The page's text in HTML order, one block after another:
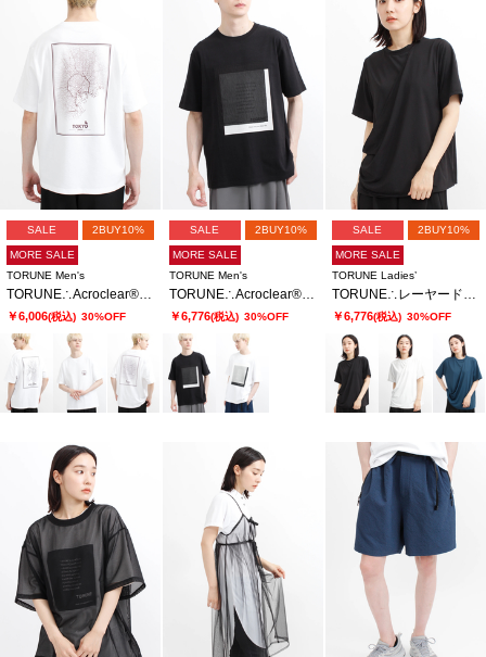
SALE 2BUY10%
MORE SALE
TORUNE Men's
￥6,006(税込) 30%OFF
SALE 2BUY10%
MORE SALE
TORUNE Men's
TORUNE∴Acroclear®アートワークTシャツ
￥6,776(税込) 30%OFF
SALE 2BUY10%
MORE SALE
TORUNE Ladies’
￥6,776(税込) 30%OFF